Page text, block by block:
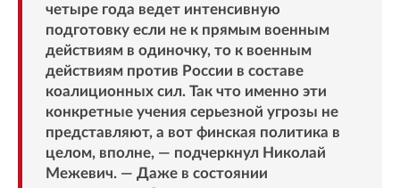
четыре года ведет интенсивную
подготовку если не к прямым военным
действиям в одиночку, то к военным
действиям против России в составе
коалиционных сил. Так что именно эти
конкретные учения серьезной угрозы не
представляют, а вот финская политика в
целом, вполне, — подчеркнул Николай
Межевич. — Даже в состоянии